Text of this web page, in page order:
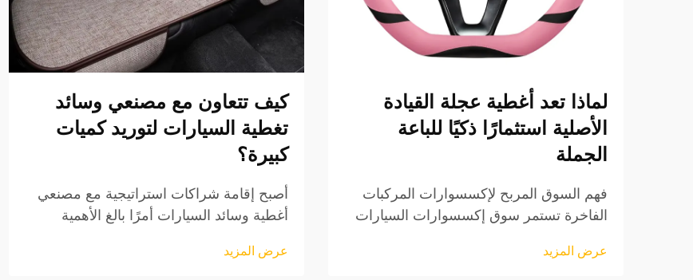
لماذا تعد أغطية عجلة القيادة
الأصلية استثمارًا ذكيًا للباعة
الجملة
فهم السوق المربح لإكسسوارات المركبات
الفاخرة تستمر سوق إكسسوارات السيارات
عرض المزيد
كيف تتعاون مع مصنعي وسائد
تغطية السيارات لتوريد كميات
كبيرة؟
أصبح إقامة شراكات استراتيجية مع مصنعي
أغطية وسائد السيارات أمرًا بالغ الأهمية
توريد موثوقة لكميات كبيرة في سوق
عرض المزيد